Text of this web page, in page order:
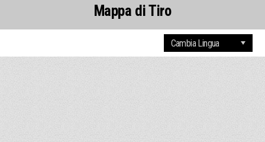
Mappa di Tiro